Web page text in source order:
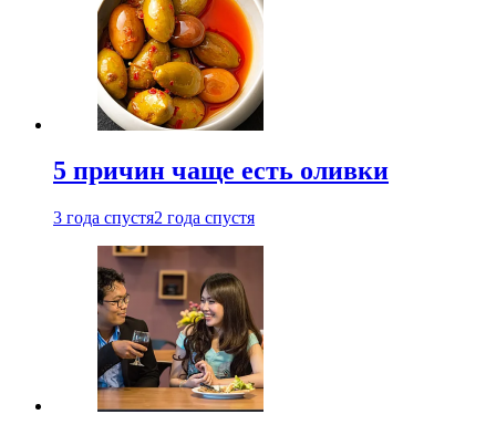
5 причин чаще есть оливки
3 года спустя2 года спустя